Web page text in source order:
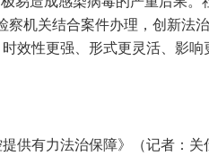
机关结合案件办理，创新法
效性更强、形式更灵活、影
供有力法治保障》（记者：关